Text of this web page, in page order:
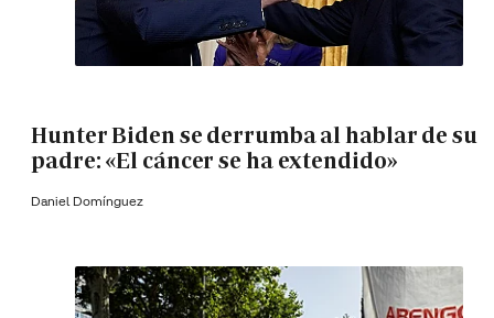
Hunter Biden se derrumba al hablar de su
padre: «El cáncer se ha extendido»
Daniel Domínguez